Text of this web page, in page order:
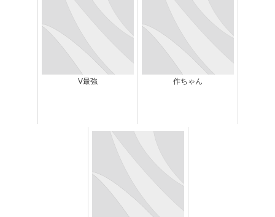
V最強 作ちゃん